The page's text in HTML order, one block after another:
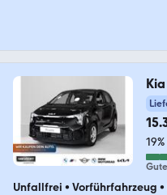
Unfallfrei • Vorführfahrzeug •